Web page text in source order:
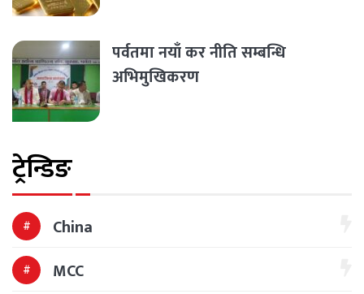
पर्वतमा नयाँ कर नीति सम्बन्धि
अभिमुखिकरण
ट्रेन्डिङ
China
MCC